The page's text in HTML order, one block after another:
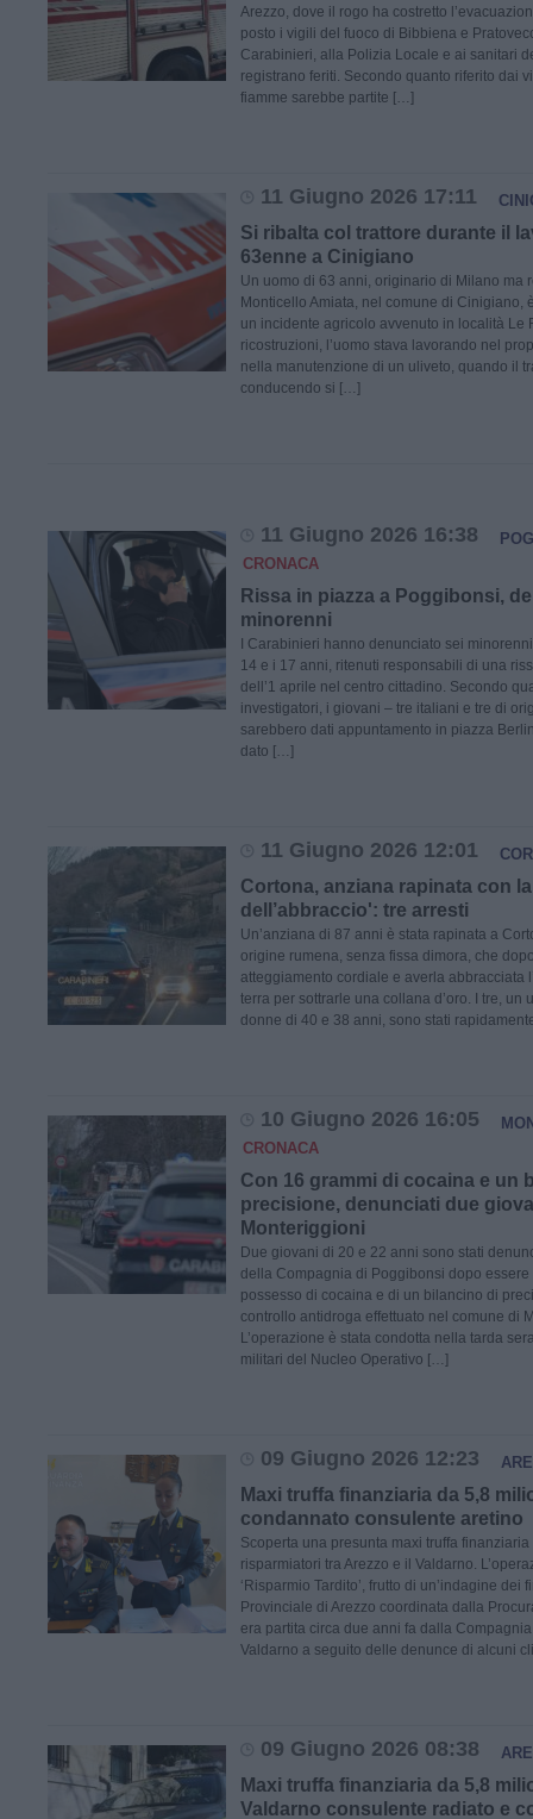
Arezzo, dove il rogo ha costretto
posto i vigili del fuoco di Bibbiena e
Carabinieri, alla Polizia Locale e ai sanitari
registrano feriti. Secondo quanto riferito dai
fiamme sarebbe partite […]
11 Giugno 2026 17:11
Si ribalta col trattore durante il
63enne a Cinigiano
Un uomo di 63 anni, originario di Milano ma
Monticello Amiata, nel comune di Cinigiano,
un incidente agricolo avvenuto in località Le
ricostruzioni, l’uomo stava lavorando nel
nella manutenzione di un uliveto, quando il
conducendo si […]
11 Giugno 2026 16:38
CRONACA
Rissa in piazza a Poggibonsi,
minorenni
I Carabinieri hanno denunciato sei
14 e i 17 anni, ritenuti responsabili di una
dell’1 aprile nel centro cittadino. Secondo
investigatori, i giovani – tre italiani e tre di
sarebbero dati appuntamento in piazza
dato […]
11 Giugno 2026 12:01
Cortona, anziana rapinata con
dell’abbraccio': tre arresti
Un’anziana di 87 anni è stata rapinata a
origine rumena, senza fissa dimora, che
atteggiamento cordiale e averla abbracciata
terra per sottrarle una collana d’oro. I tre, un
donne di 40 e 38 anni, sono stati
10 Giugno 2026 16:05
CRONACA
Con 16 grammi di cocaina e un
precisione, denunciati due
Monteriggioni
Due giovani di 20 e 22 anni sono stati
della Compagnia di Poggibonsi dopo essere
possesso di cocaina e di un bilancino di
controllo antidroga effettuato nel comune di
L’operazione è stata condotta nella tarda
militari del Nucleo Operativo […]
09 Giugno 2026 12:23
Maxi truffa finanziaria da 5,8
condannato consulente aretino
Scoperta una presunta maxi truffa
risparmiatori tra Arezzo e il Valdarno.
‘Risparmio Tardito’, frutto di un’indagine
Provinciale di Arezzo coordinata dalla
era partita circa due anni fa dalla
Valdarno a seguito delle denunce di alcuni
09 Giugno 2026 08:38
Maxi truffa finanziaria da 5,8
Valdarno consulente radiato e